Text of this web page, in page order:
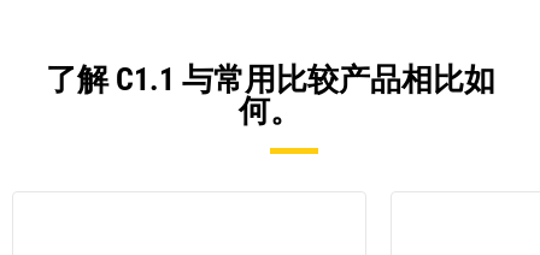
了解 C1.1 与常用比较产品相比如
何。